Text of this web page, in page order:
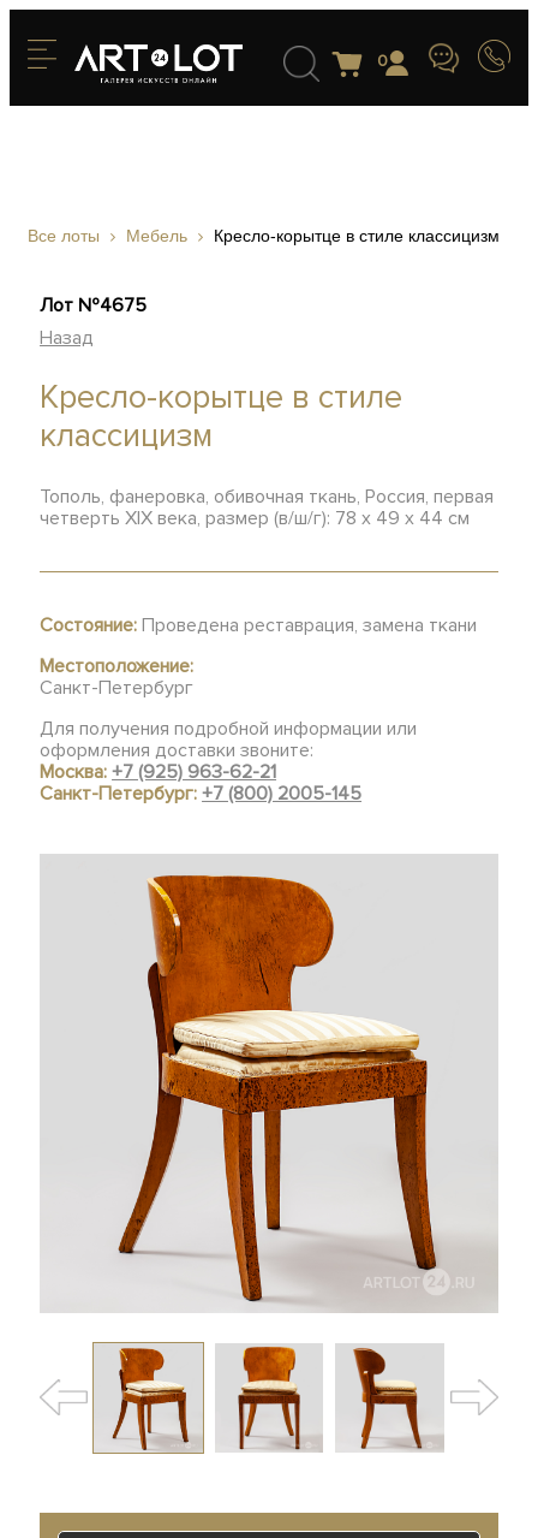
0
Все лоты Мебель Кресло-корытце в стиле классицизм
Лот №4675
Назад
Кресло-корытце в стиле
классицизм
Тополь, фанеровка, обивочная ткань, Россия, первая
четверть XIX века, размер (в/ш/г): 78 х 49 х 44 см
Состояние: Проведена реставрация, замена ткани
Местоположение:
Санкт-Петербург
Для получения подробной информации или
оформления доставки звоните:
Москва:+7 (925) 963-62-21
Санкт-Петербург:+7 (800) 2005-145